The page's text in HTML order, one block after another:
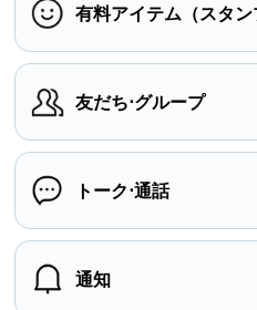
有料アイテム（スタン
友だち⋅グループ
トーク⋅通話
通知